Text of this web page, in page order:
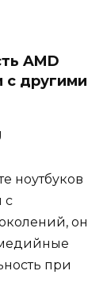
AMD
с другими
ноутбуков
с
он
при